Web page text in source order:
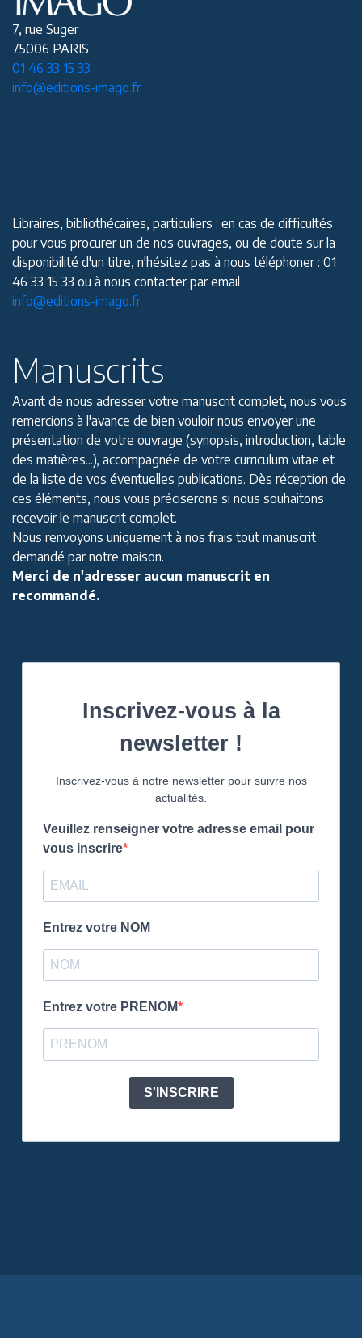
7, rue Suger
75006 PARIS
01 46 33 15 33
info@editions-imago.fr
Libraires, bibliothécaires, particuliers : en cas de difficultés
pour vous procurer un de nos ouvrages, ou de doute sur la
disponibilité d'un titre, n'hésitez pas à nous téléphoner : 01
46 33 15 33 ou à nous contacter par email
info@editions-imago.fr
Manuscrits
Avant de nous adresser votre manuscrit complet, nous vous
remercions à l'avance de bien vouloir nous envoyer une
présentation de votre ouvrage (synopsis, introduction, table
des matières...), accompagnée de votre curriculum vitae et
de la liste de vos éventuelles publications. Dès réception de
ces éléments, nous vous préciserons si nous souhaitons
recevoir le manuscrit complet.
Nous renvoyons uniquement à nos frais tout manuscrit
demandé par notre maison.
Merci de n'adresser aucun manuscrit en
recommandé.
Inscrivez-vous à la
newsletter !
Inscrivez-vous à notre newsletter pour suivre nos
actualités.
Veuillez renseigner votre adresse email pour
vous inscrire
Entrez votre NOM
Entrez votre PRENOM
S'INSCRIRE